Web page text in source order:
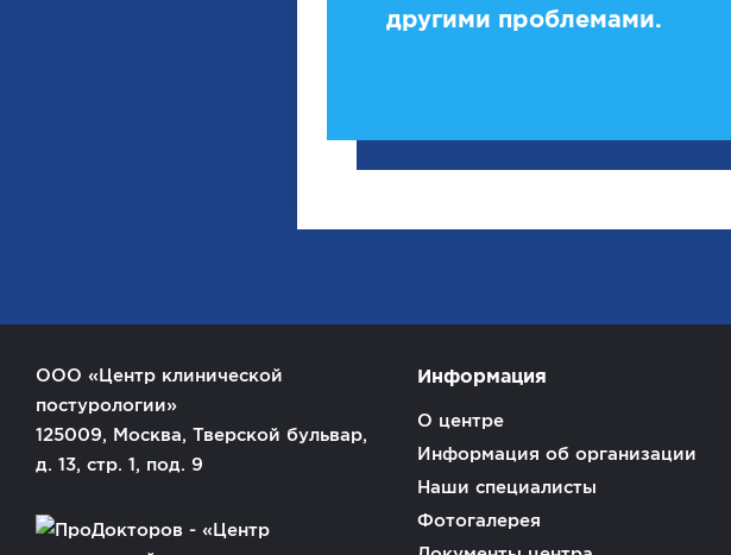
другими проблемами.
ООО «Центр клинической
постурологии»
125009, Москва, Тверской бульвар,
д. 13, стр. 1, под. 9
Информация
О центре
Информация об организации
Наши специалисты
Фотогалерея